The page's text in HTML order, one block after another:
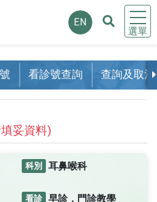
選單
EN
看診號查詢 查詢及取消
妥資料)
科別 耳鼻喉科
看診 早診，門診教學